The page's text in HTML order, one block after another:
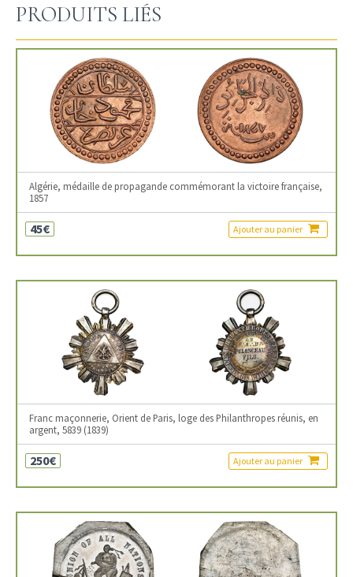
PRODUITS LIÉS
Algérie, médaille de propagande commémorant la victoire française,
1857
45€ Ajouter au panier
Franc maçonnerie, Orient de Paris, loge des Philanthropes réunis, en
argent, 5839 (1839)
250€ Ajouter au panier